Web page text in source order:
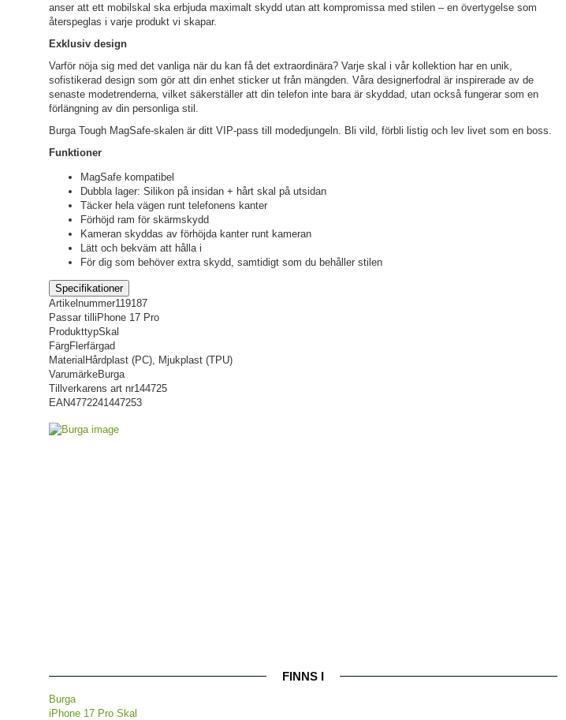
anser att ett mobilskal ska erbjuda maximalt skydd utan att kompromissa med stilen – en övertygelse som
återspeglas i varje produkt vi skapar.
Exklusiv design
Varför nöja sig med det vanliga när du kan få det extraordinära? Varje skal i vår kollektion har en unik,
sofistikerad design som gör att din enhet sticker ut från mängden. Våra designerfodral är inspirerade av de
senaste modetrenderna, vilket säkerställer att din telefon inte bara är skyddad, utan också fungerar som en
förlängning av din personliga stil.
Burga Tough MagSafe-skalen är ditt VIP-pass till modedjungeln. Bli vild, förbli listig och lev livet som en boss.
Funktioner
MagSafe kompatibel
Dubbla lager: Silikon på insidan + hårt skal på utsidan
Täcker hela vägen runt telefonens kanter
Förhöjd ram för skärmskydd
Kameran skyddas av förhöjda kanter runt kameran
Lätt och bekväm att hålla i
För dig som behöver extra skydd, samtidigt som du behåller stilen
Specifikationer
Artikelnummer119187
Passar till iPhone 17 Pro
ProdukttypSkal
FärgFlerfärgad
Material Hårdplast (PC), Mjukplast (TPU)
VarumärkeBurga
Tillverkarens art nr144725
EAN4772241447253
FINNS I
Burga
iPhone 17 Pro Skal